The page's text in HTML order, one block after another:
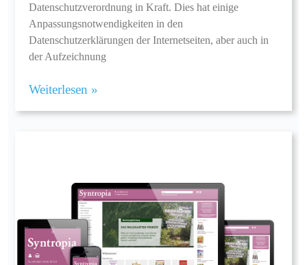
Datenschutzverordnung in Kraft. Dies hat einige
Anpassungsnotwendigkeiten in den
Datenschutzerklärungen der Internetseiten, aber auch in
der Aufzeichnung
Weiterlesen »